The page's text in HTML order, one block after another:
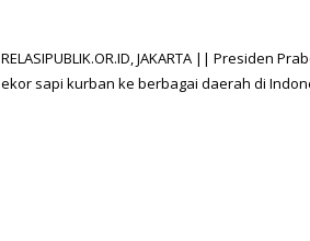
RELASIPUBLIK.OR.ID, JAKARTA || Presiden
ekor sapi kurban ke berbagai daerah di